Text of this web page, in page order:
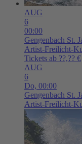
AUG
6
00:00
Gengenbach St.
Artist-Freilicht-
Tickets ab ??,?? €
AUG
6
Do, 00:00
Gengenbach St.
Artist-Freilicht-